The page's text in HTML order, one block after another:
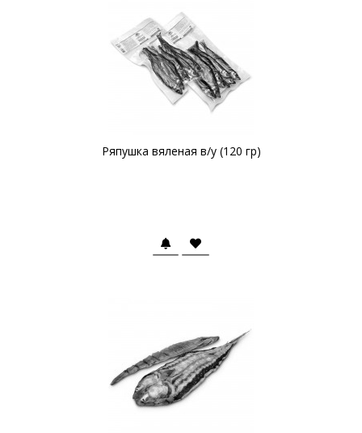
Ряпушка вяленая в/у (120 гр)